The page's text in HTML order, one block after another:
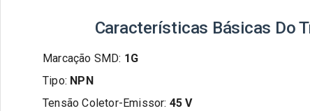
Características Básicas Do
Marcação SMD: 1G
Tipo: NPN
Tensão Coletor-Emissor: 45 V